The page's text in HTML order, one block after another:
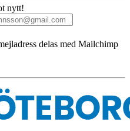
nytt!
delas med Mailchimp